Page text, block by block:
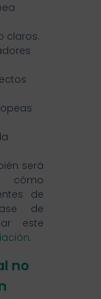
claros.
será
cómo
de
de
este
.
no